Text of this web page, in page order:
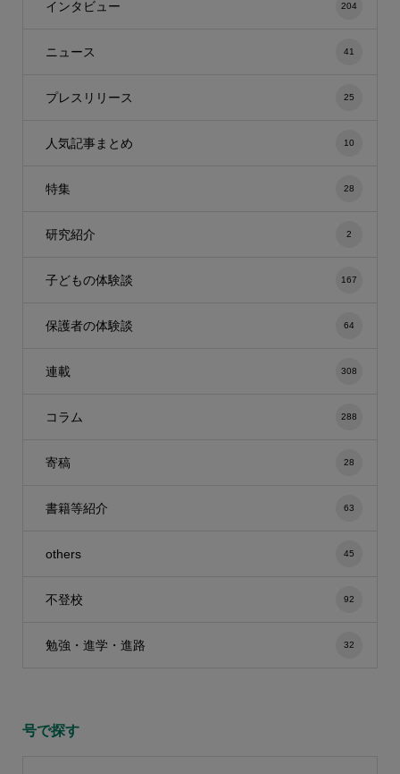
インタビュー 204
ニュース 41
プレスリリース 25
人気記事まとめ 10
特集 28
研究紹介 2
子どもの体験談 167
保護者の体験談 64
連載 308
コラム 288
寄稿 28
書籍等紹介 63
others 45
不登校 92
勉強・進学・進路 32
号で探す